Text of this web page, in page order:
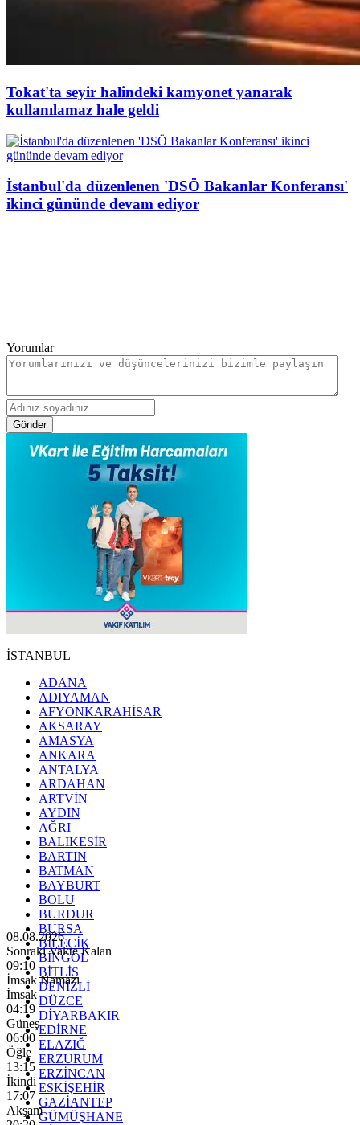
Tokat'ta seyir halindeki kamyonet yanarak
kullanılamaz hale geldi
İstanbul'da düzenlenen 'DSÖ Bakanlar Konferansı'
ikinci gününde devam ediyor
Yorumlar
Gönder
İSTANBUL
ADANA
ADIYAMAN
AFYONKARAHİSAR
AKSARAY
AMASYA
ANKARA
ANTALYA
ARDAHAN
ARTVİN
AYDIN
AĞRI
BALIKESİR
BARTIN
BATMAN
BAYBURT
BOLU
BURDUR
BURSA
BİLECİK
BİNGÖL
BİTLİS
DENİZLİ
DÜZCE
DİYARBAKIR
EDİRNE
ELAZIĞ
ERZURUM
ERZİNCAN
ESKİŞEHİR
GAZİANTEP
GÜMÜŞHANE
08.08.2026
Sonraki Vakte Kalan
09:08
İmsak Namazı
İmsak
04:19
Güneş
06:00
Öğle
13:15
İkindi
17:07
Akşam